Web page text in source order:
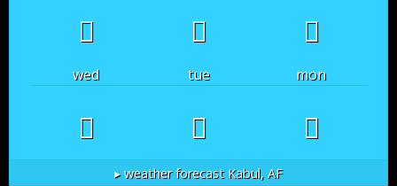
mon
tue
wed
Kabul, AF
weather forecast ▸